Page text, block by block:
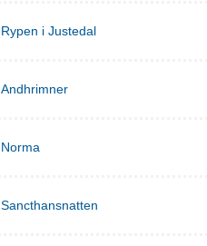
Rypen i Justedal
Andhrimner
Norma
Sancthansnatten